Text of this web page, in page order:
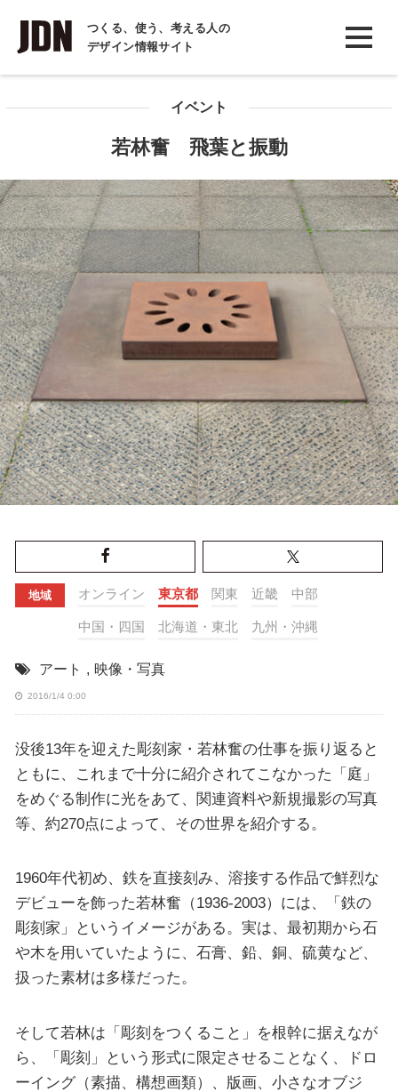
つくる、使う、考える人の
デザイン情報サイト
INTERVIEW
インタビュー
コラム
イベント
若林奮 飛葉と振動
地域 オンライン 東京都 関東 近畿 中部
中国・四国 北海道・東北 九州・沖縄
アート , 映像・写真
2016/1/4 0:00
没後13年を迎えた彫刻家・若林奮の仕事を振り返ると
ともに、これまで十分に紹介されてこなかった「庭」
をめぐる制作に光をあて、関連資料や新規撮影の写真
等、約270点によって、その世界を紹介する。
1960年代初め、鉄を直接刻み、溶接する作品で鮮烈な
デビューを飾った若林奮（1936-2003）には、「鉄の
彫刻家」というイメージがある。実は、最初期から石
や木を用いていたように、石膏、鉛、銅、硫黄など、
扱った素材は多様だった。
そして若林は「彫刻をつくること」を根幹に据えなが
ら、「彫刻」という形式に限定させることなく、ドロ
ーイング（素描、構想画類）、版画、小さなオブジ